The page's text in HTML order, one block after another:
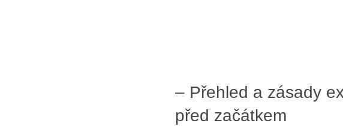
– Přehled a zásady
před začátkem